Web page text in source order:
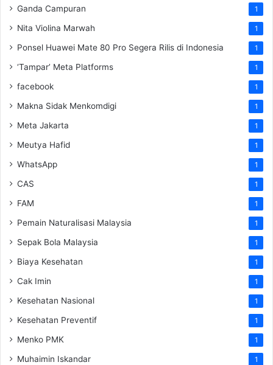
Ganda Campuran 1
Nita Violina Marwah 1
Ponsel Huawei Mate 80 Pro Segera Rilis di Indonesia 1
‘Tampar’ Meta Platforms 1
facebook 1
Makna Sidak Menkomdigi 1
Meta Jakarta 1
Meutya Hafid 1
WhatsApp 1
CAS 1
FAM 1
Pemain Naturalisasi Malaysia 1
Sepak Bola Malaysia 1
Biaya Kesehatan 1
Cak Imin 1
Kesehatan Nasional 1
Kesehatan Preventif 1
Menko PMK 1
Muhaimin Iskandar 1